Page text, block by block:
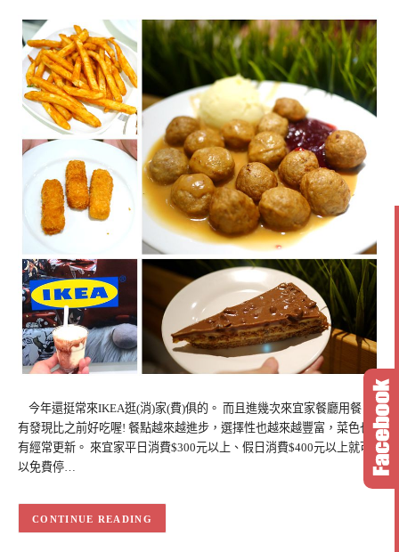
今年還挺常來IKEA逛(消)家(費)俱的。 而且進幾次來宜家餐廳用餐，
有發現比之前好吃喔! 餐點越來越進步，選擇性也越來越豐富，菜色也
有經常更新。 來宜家平日消費$300元以上、假日消費$400元以上就可
以免費停…
CONTINUE READING